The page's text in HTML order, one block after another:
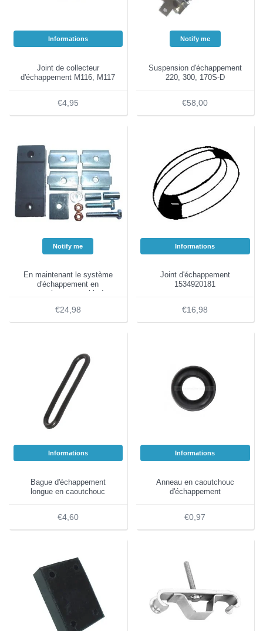
Informations
Joint de collecteur
d'échappement M116, M117
€4,95
Notify me
Suspension d'échappement
220, 300, 170S-D
€58,00
Notify me
En maintenant le système
d'échappement en
caoutchouc avec kit de
€24,98
Informations
Joint d'échappement
1534920181
€16,98
Informations
Bague d'échappement
longue en caoutchouc
€4,60
Informations
Anneau en caoutchouc
d'échappement
€0,97